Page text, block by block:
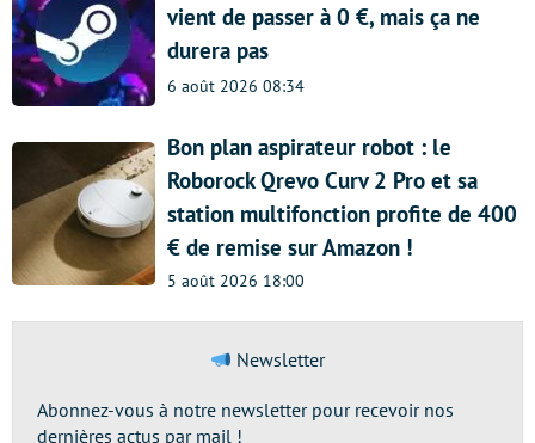
vient de passer à 0 €, mais ça ne
durera pas
6 août 2026 08:34
Bon plan aspirateur robot : le
Roborock Qrevo Curv 2 Pro et sa
station multifonction profite de 400
€ de remise sur Amazon !
5 août 2026 18:00
Newsletter
Abonnez-vous à notre newsletter pour recevoir nos
dernières actus par mail !